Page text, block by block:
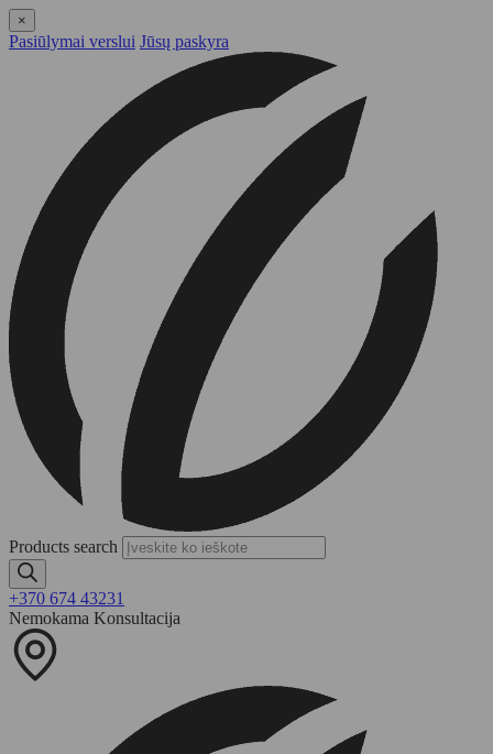
×
Pasiūlymai verslui Jūsų paskyra
Products search
+370 674 43231
Nemokama Konsultacija